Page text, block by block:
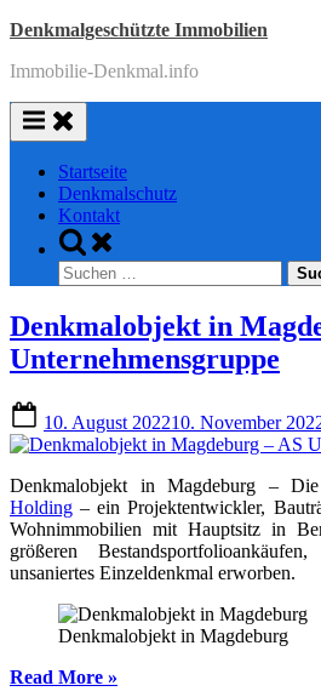
Skip
content
Denkmalgeschützte Immobilien
Immobilie-Denkmal.info
Startseite
Denkmalschutz
Kontakt
Toggle
search
form
Suchen
nach:
Denkmalobjekt in
Unternehmensgruppe
on
10. August 202210. November
Denkmalobjekt in Magdeburg – Die
Holding – ein Projektentwickler,
Wohnimmobilien mit Hauptsitz in
größeren
unsaniertes Einzeldenkmal erworben.
Denkmalobjekt in Magdeburg
Read More“Denkmalobjekt
»